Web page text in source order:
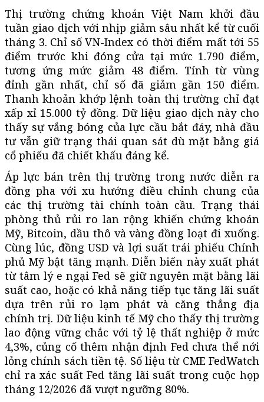
Thị trường chứng khoán Việt Nam khởi đầu
tuần giao dịch với nhịp giảm sâu nhất kể từ cuối
tháng 3. Chỉ số VN-Index có thời điểm mất tới 55
điểm trước khi đóng cửa tại mức 1.790 điểm,
tương ứng mức giảm 48 điểm. Tính từ vùng
đỉnh gần nhất, chỉ số đã giảm gần 150 điểm.
Thanh khoản khớp lệnh toàn thị trường chỉ đạt
xấp xỉ 15.000 tỷ đồng. Dữ liệu giao dịch này cho
thấy sự vắng bóng của lực cầu bắt đáy, nhà đầu
tư vẫn giữ trạng thái quan sát dù mặt bằng giá
cổ phiếu đã chiết khấu đáng kể.
Áp lực bán trên thị trường trong nước diễn ra
đồng pha với xu hướng điều chỉnh chung của
các thị trường tài chính toàn cầu. Trạng thái
phòng thủ rủi ro lan rộng khiến chứng khoán
Mỹ, Bitcoin, dầu thô và vàng đồng loạt đi xuống.
Cùng lúc, đồng USD và lợi suất trái phiếu Chính
phủ Mỹ bật tăng mạnh. Diễn biến này xuất phát
từ tâm lý e ngại Fed sẽ giữ nguyên mặt bằng lãi
suất cao, hoặc có khả năng tiếp tục tăng lãi suất
dựa trên rủi ro lạm phát và căng thẳng địa
chính trị. Dữ liệu kinh tế Mỹ cho thấy thị trường
lao động vững chắc với tỷ lệ thất nghiệp ở mức
4,3%, củng cố thêm nhận định Fed chưa thể nới
lỏng chính sách tiền tệ. Số liệu từ CME FedWatch
chỉ ra xác suất Fed tăng lãi suất trong cuộc họp
tháng 12/2026 đã vượt ngưỡng 80%.